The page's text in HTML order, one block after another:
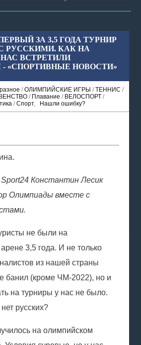
соревнования в фигурной езде и
— велополо и велобол и
ЗА 3,5 ГОДА ТУРНИР
РУССКИМИ. КАК НА
ВСТРЕТИЛИ
«СПОРТИВНЫЕ НОВОСТИ»
/ОЛИМПИЙСКИЕ ИГРЫ /ТЕННИС /
/ Плавание / ВЕЛОСПОРТ /
/Спорт, Нашли ошибку?
Константин Лесик
Олимпиады вместе с
не были на
3,5 года. И не только
из нашей страны
банил (кроме ЧМ-2022), но и
на турниры у нас не было.
русских?
на олимпийском